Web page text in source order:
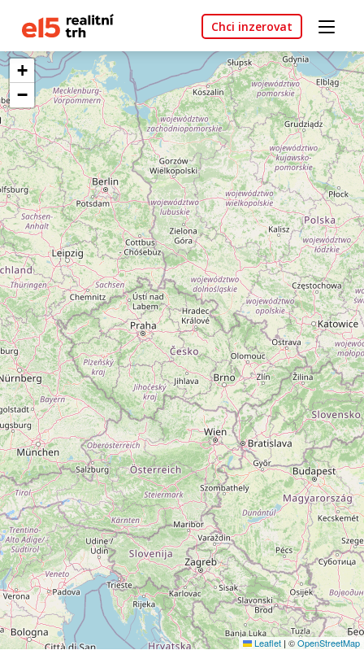
Chci inzerovat
+
−
Leaflet | ©OpenStreetMap